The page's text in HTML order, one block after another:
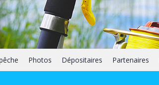
Photos Dépositaires Partenaires